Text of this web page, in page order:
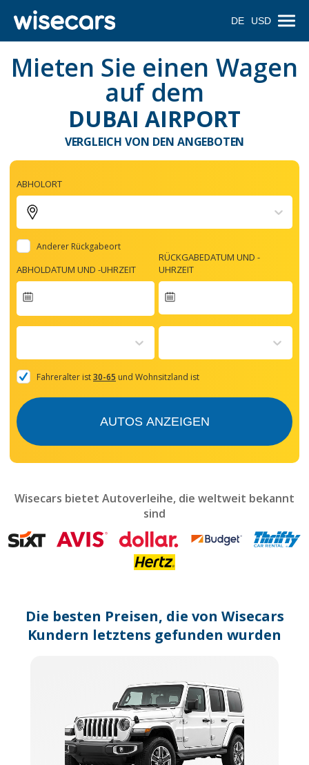
DE USD
Mieten Sie einen Wagen
auf dem
DUBAI AIRPORT
VERGLEICH VON DEN ANGEBOTEN
ABHOLORT
Anderer Rückgabeort
ABHOLDATUM UND -UHRZEIT
forward
with
the
and
mark
get
the
dates.
RÜCKGABEDATUM UND -
UHRZEIT
Fahreralter ist30-65 und Wohnsitzland ist
AUTOS ANZEIGEN
Wisecars bietet Autoverleihe, die weltweit bekannt
sind
Die besten Preisen, die von Wisecars
Kundern letztens gefunden wurden